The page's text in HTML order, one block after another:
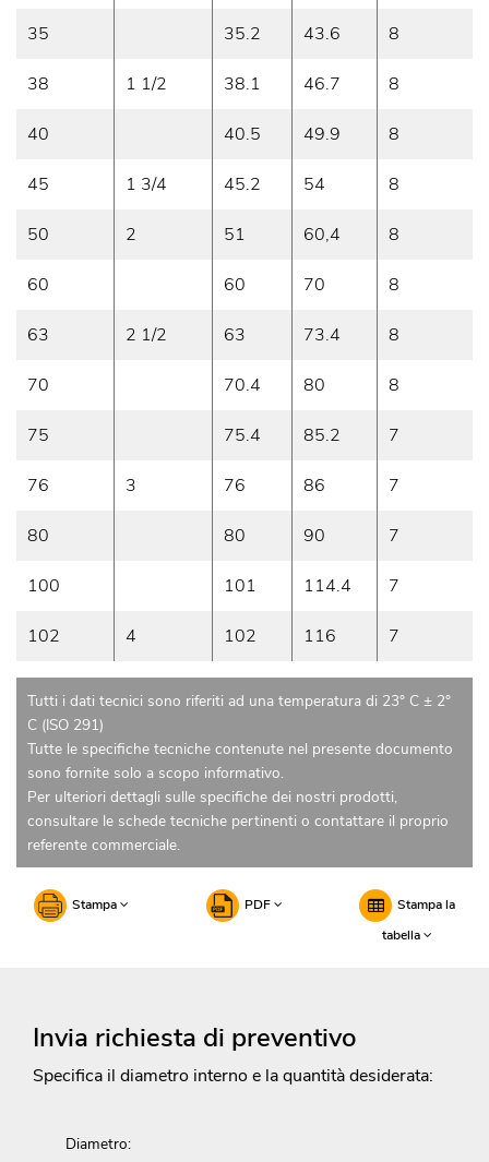
35 35.2 43.6 8
38 1 1/2 38.1 46.7 8
40 40.5 49.9 8
45 1 3/4 45.2 54 8
50 2 51 60,4 8
60 60 70 8
63 2 1/2 63 73.4 8
70 70.4 80 8
75 75.4 85.2 7
76 3 76 86 7
80 80 90 7
100 101 114.4 7
102 4 102 116 7
Tutti i dati tecnici sono riferiti ad una temperatura di 23° C ± 2°
C (ISO 291)
Tutte le specifiche tecniche contenute nel presente documento
sono fornite solo a scopo informativo.
Per ulteriori dettagli sulle specifiche dei nostri prodotti,
consultare le schede tecniche pertinenti o contattare il proprio
referente commerciale.
Stampa PDF
Stampa la
tabella
Invia richiesta di preventivo
Specifica il diametro interno e la quantità desiderata:
Diametro: